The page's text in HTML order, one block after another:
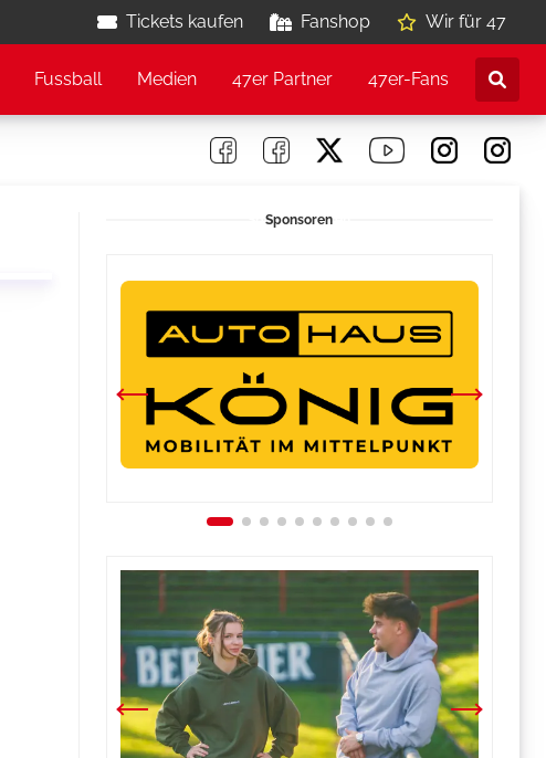
Tickets kaufen Fanshop Wir für 47
Fussball Medien 47er Partner 47er-Fans
Sponsoren